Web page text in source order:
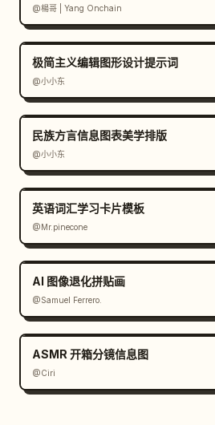
@楊哥 | Yang Onchain
极简主义编辑图形设计提示词
@小小东
民族方言信息图表美学排版
@小小东
英语词汇学习卡片模板
@Mr.pinecone
AI 图像退化拼贴画
@Samuel Ferrero.
ASMR 开箱分镜信息图
@Ciri